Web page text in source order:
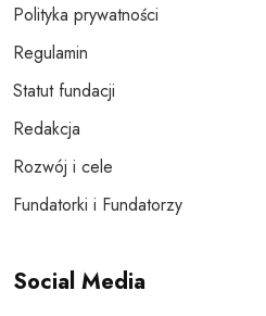
Polityka prywatności
Regulamin
Statut fundacji
Redakcja
Rozwój i cele
Fundatorki i Fundatorzy
Social Media